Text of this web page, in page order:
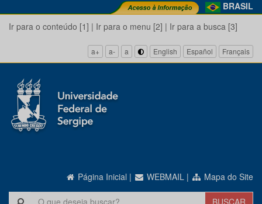
BRASIL
Ir para o conteúdo [1] | Ir para o menu [2] | Ir para a busca [3]
a+ a- a English Español Français
Página Inicial | WEBMAIL | Mapa do Site